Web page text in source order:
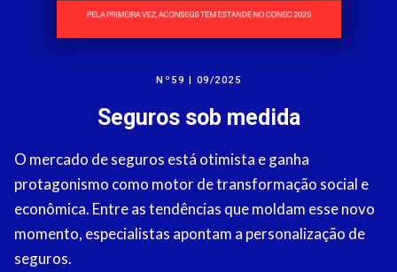
Nº59 | 09/2025
Seguros sob medida
O mercado de seguros está otimista e ganha
protagonismo como motor de transformação social e
econômica. Entre as tendências que moldam esse novo
momento, especialistas apontam a personalização de
seguros.